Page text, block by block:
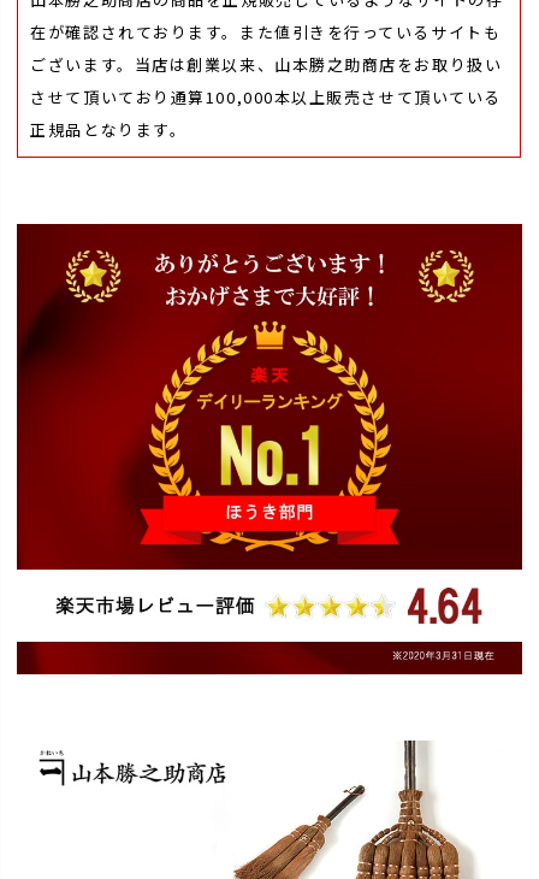
在が確認されております。また値引きを行っているサイトも
ございます。当店は創業以来、山本勝之助商店をお取り扱い
させて頂いており通算100,000本以上販売させて頂いている
正規品となります。